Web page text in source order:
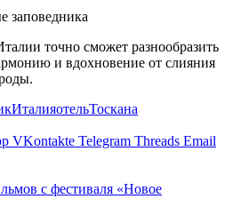
точно сможет разнообразить
и вдохновение от слияния
ИталияотельТоскана
VKontakte Telegram Threads Email